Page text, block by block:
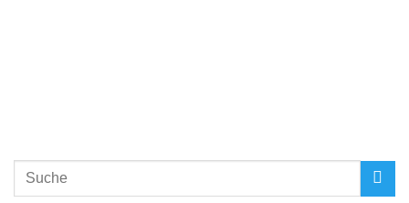
Suchen